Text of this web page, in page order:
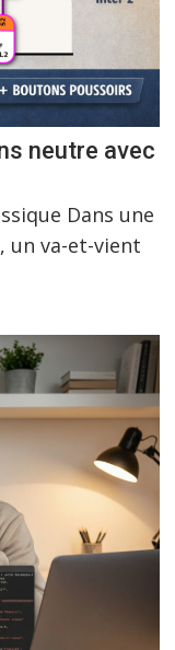
neutre avec
Dans une
un va-et-vient